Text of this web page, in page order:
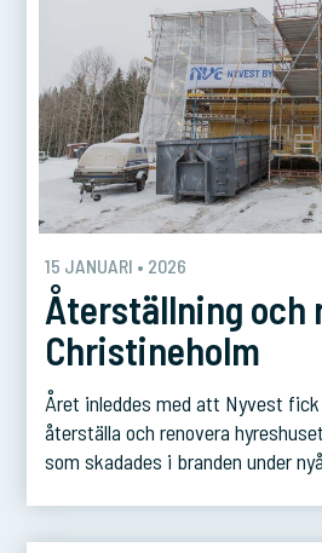
15 JANUARI • 2026
Återställning och
Christineholm
Året inleddes med att Nyvest
återställa och renovera
som skadades i branden under